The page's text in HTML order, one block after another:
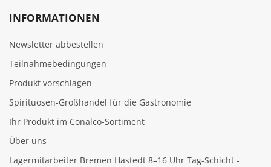
INFORMATIONEN
Newsletter abbestellen
Teilnahmebedingungen
Produkt vorschlagen
Spirituosen-Großhandel für die Gastronomie
Ihr Produkt im Conalco-Sortiment
Über uns
Lagermitarbeiter Bremen Hastedt 8–16 Uhr Tag-Schicht -